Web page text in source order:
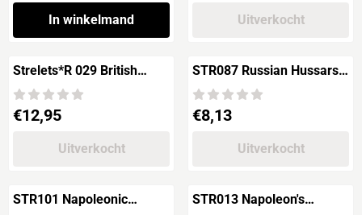
In winkelmand Uitverkocht
Strelets*R 029 British
Highlanders
Prijs: 12,95
€12,95
Uitverkocht
STR087 Russian Hussars
in Winter Dress
Prijs: 8,13
€8,13
Uitverkocht
STR101 Napoleonic
STR013 Napoleon's